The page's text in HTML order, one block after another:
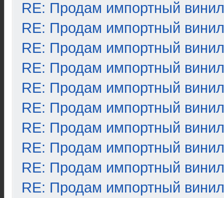
RE: Продам импортный винил
RE: Продам импортный винил
RE: Продам импортный винил
RE: Продам импортный винил
RE: Продам импортный винил
RE: Продам импортный винил
RE: Продам импортный винил
RE: Продам импортный винил
RE: Продам импортный винил
RE: Продам импортный винил